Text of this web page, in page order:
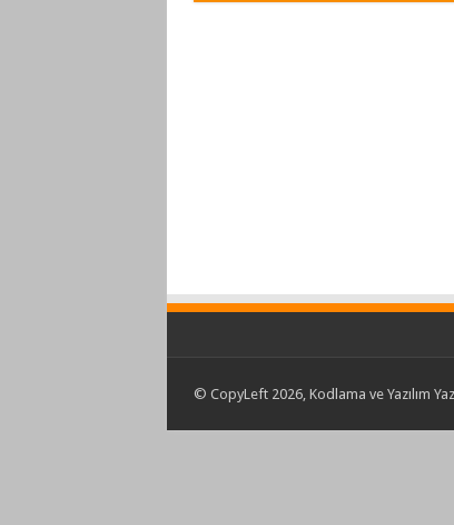
© CopyLeft 2026, Kodlama ve Yazılım